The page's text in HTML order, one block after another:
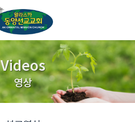
Videos
영상